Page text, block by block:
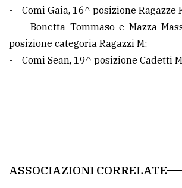
- Comi Gaia, 16^ posizione Ragazze
- Bonetta Tommaso e Mazza
posizione categoria Ragazzi M;
- Comi Sean, 19^ posizione Cadetti
ASSOCIAZIONI CORRELATE